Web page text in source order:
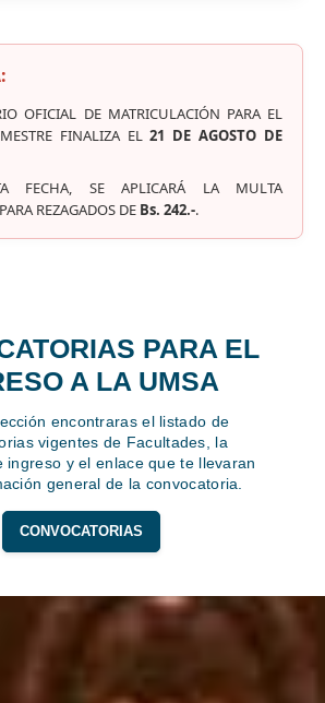
OFICIAL DE MATRICULACIÓN PARA EL
FINALIZA EL21 DE AGOSTO DE
FECHA, SE APLICARÁ LA MULTA
REZAGADOS DE Bs. 242.-.
PARA EL
A LA UMSA
encontraras el listado de
vigentes de Facultades, la
ingreso y el enlace que te llevaran
general de la convocatoria.
CONVOCATORIAS